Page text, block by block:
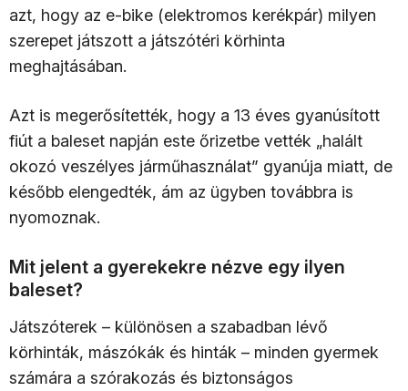
azt, hogy az e-bike (elektromos kerékpár) milyen
szerepet játszott a játszótéri körhinta
meghajtásában.
Azt is megerősítették, hogy a 13 éves gyanúsított
fiút a baleset napján este őrizetbe vették „halált
okozó veszélyes járműhasználat” gyanúja miatt, de
később elengedték, ám az ügyben továbbra is
nyomoznak.
Mit jelent a gyerekekre nézve egy ilyen
baleset?
Játszóterek – különösen a szabadban lévő
körhinták, mászókák és hinták – minden gyermek
számára a szórakozás és biztonságos